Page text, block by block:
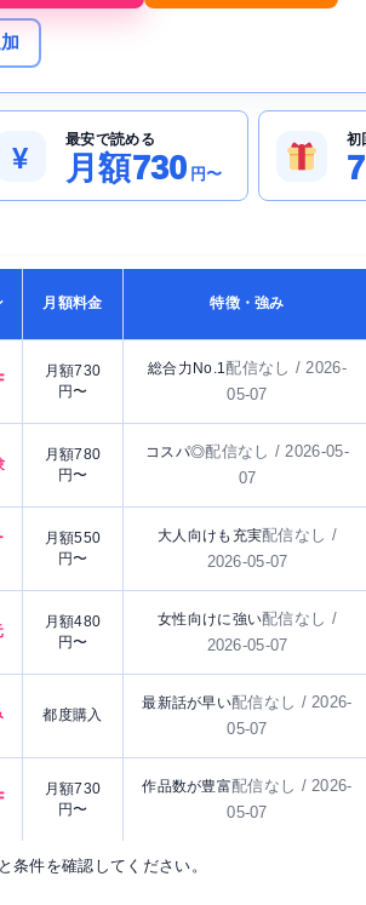
¥
最安で読める
月額730 円〜
初
月額料金 特徴・強み
月額730
円〜
総合力No.1配信なし / 2026-
05-07
月額780
円〜
コスパ◎配信なし / 2026-05-
07
月額550
円〜
大人向けも充実配信なし /
2026-05-07
月額480
円〜
女性向けに強い配信なし /
2026-05-07
都度購入
最新話が早い配信なし / 2026-
05-07
月額730
円〜
作品数が豊富配信なし / 2026-
05-07
件を確認してください。